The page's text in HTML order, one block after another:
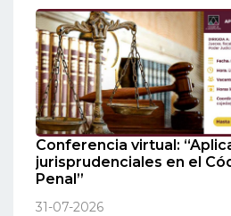
Conferencia virtual:
jurisprudenciales en el
Penal”
31-07-2026